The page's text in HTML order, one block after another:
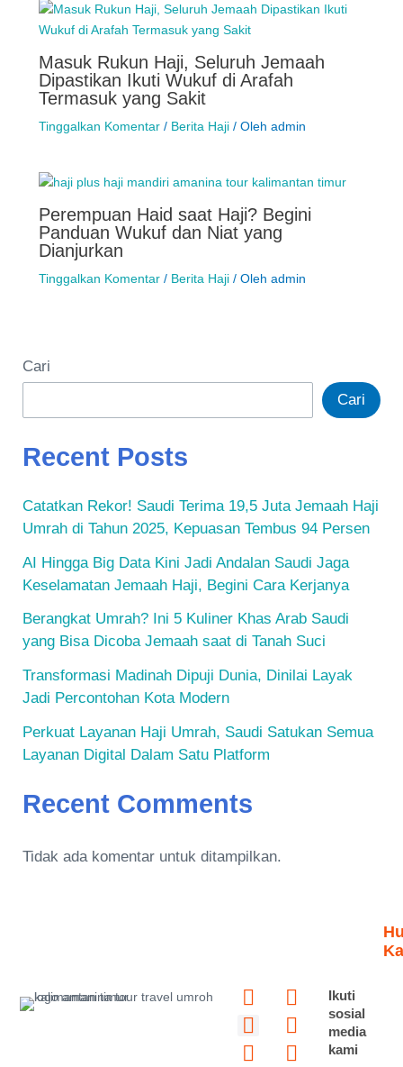
Masuk Rukun Haji, Seluruh Jemaah
Dipastikan Ikuti Wukuf di Arafah
Termasuk yang Sakit
Tinggalkan Komentar / Berita Haji/ Oleh admin
Perempuan Haid saat Haji? Begini
Panduan Wukuf dan Niat yang
Dianjurkan
Tinggalkan Komentar / Berita Haji/ Oleh admin
Cari
Cari
Recent Posts
Catatkan Rekor! Saudi Terima 19,5 Juta Jemaah Haji
Umrah di Tahun 2025, Kepuasan Tembus 94 Persen
AI Hingga Big Data Kini Jadi Andalan Saudi Jaga
Keselamatan Jemaah Haji, Begini Cara Kerjanya
Berangkat Umrah? Ini 5 Kuliner Khas Arab Saudi
yang Bisa Dicoba Jemaah saat di Tanah Suci
Transformasi Madinah Dipuji Dunia, Dinilai Layak
Jadi Percontohan Kota Modern
Perkuat Layanan Haji Umrah, Saudi Satukan Semua
Layanan Digital Dalam Satu Platform
Recent Comments
Tidak ada komentar untuk ditampilkan.
Y
o
u
t
F
a
c
e
I
n
s
t
T
i
k
t
P
i
n
t
T
w
i
t
Ikuti
sosial
media
kami